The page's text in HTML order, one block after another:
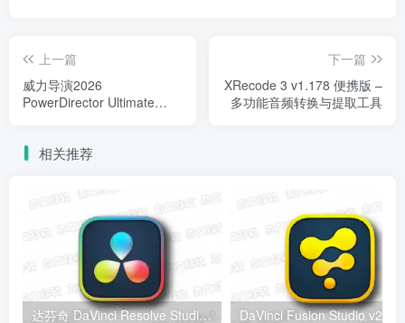
上一篇
威力导演2026
PowerDirector Ultimate
下一篇
XRecode 3 v1.178 便携版 –
多功能音频转换与提取工具
相关推荐
达芬奇 DaVinci Resolve Studio v21.0.4 Windows版 – 专业视频编辑与调色工具